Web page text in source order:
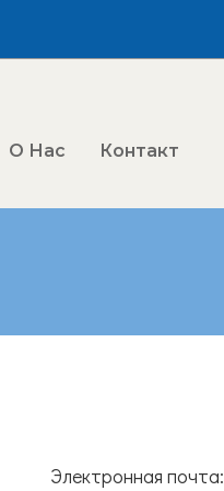
О Нас Контакт
Электронная почта: